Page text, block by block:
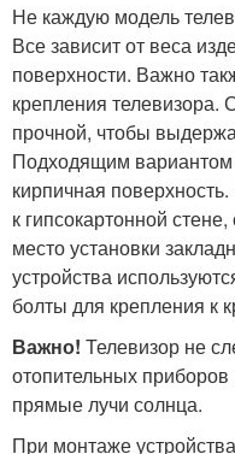
Не каждую модель
Все зависит от веса
поверхности. Важно
крепления телевизора.
прочной, чтобы
Подходящим вариантом
кирпичная
к гипсокартонной
место установки
устройства
болты для крепления к
Важно! Телевизор не
отопительных
прямые лучи солнца.
При монтаже